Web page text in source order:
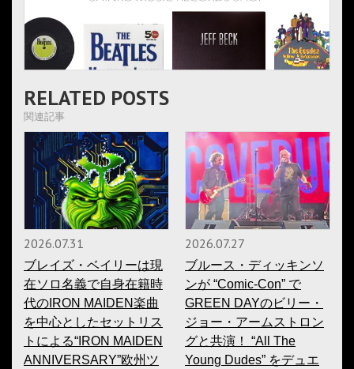
RELATED POSTS
関連記事
2026.07.31
ブレイズ・ベイリーは現
在ソロ名義で自身在籍時
代のIRON MAIDEN楽曲
を中心としたセットリス
トによる“IRON MAIDEN
ANNIVERSARY”欧州ツ
2026.07.27
ブルース・ディッキンソ
ンが “Comic-Con” で
GREEN DAYのビリー・
ジョー・アームストロン
グと共演！ “All The
Young Dudes” をデュエ